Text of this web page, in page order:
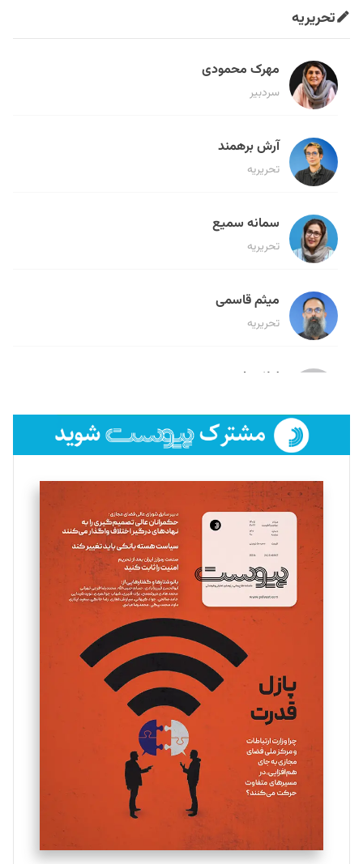
تحریریه
مهرک محمودی
سردبیر
آرش برهمند
تحریریه
سمانه سمیع
تحریریه
میثم قاسمی
تحریریه
لیلا حنارود
فائزه فتحی رستمی
تحریریه
سروش کرمیان
تحریریه
مینا پاکدل
یسنا امان‌پور
تحریریه
ملینا جعفری
تحریریه
مصطفی مسجدی آرانی